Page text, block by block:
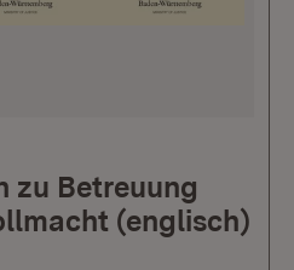
zu Betreuung
(englisch)